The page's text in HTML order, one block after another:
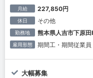
月給 227,850円
休日 その他
勤務地 熊本県人吉市下原
雇用形態 期間工・期間従業員
大幅募集